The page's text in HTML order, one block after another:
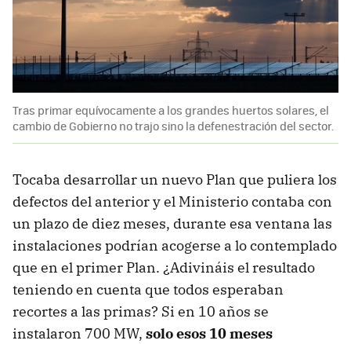
Tras primar equívocamente a los grandes huertos solares, el
cambio de Gobierno no trajo sino la defenestración del sector.
Tocaba desarrollar un nuevo Plan que puliera los
defectos del anterior y el Ministerio contaba con
un plazo de diez meses, durante esa ventana las
instalaciones podrían acogerse a lo contemplado
que en el primer Plan. ¿Adivináis el resultado
teniendo en cuenta que todos esperaban
recortes a las primas? Si en 10 años se
instalaron 700 MW, solo esos 10 meses